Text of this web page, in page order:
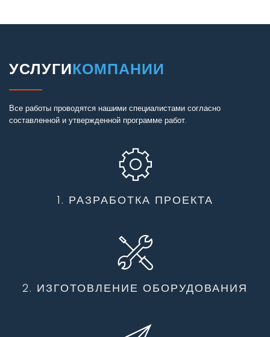
УСЛУГИКОМПАНИИ
Все работы проводятся нашими специалистами согласно
составленной и утвержденной программе работ.
1. РАЗРАБОТКА ПРОЕКТА
2. ИЗГОТОВЛЕНИЕ ОБОРУДОВАНИЯ